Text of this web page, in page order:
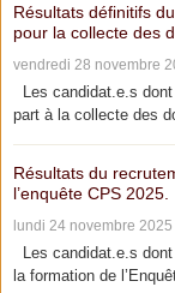
Résultats définitifs
pour la collecte des
vendredi 28 novembre
Les candidat.e.s
part à la collecte des
Résultats du
l’enquête CPS 2025.
lundi 24 novembre 2025
Les candidat.e.s
la formation de